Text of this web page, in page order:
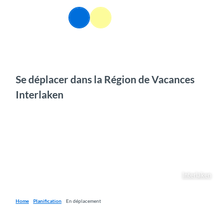
Recherche
Menu
Interlaken
Se déplacer dans la Région de Vacances
Interlaken
Home Planification En déplacement